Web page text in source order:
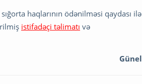
haqlarının ödənilməsi qaydası ilə
istifadəçi təlimatı və
Günel